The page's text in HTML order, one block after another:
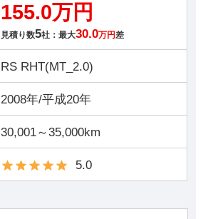
155.0万円
見積り数5社：最大30.0万円差
RS RHT(MT_2.0)
2008年/平成20年
30,001～35,000km
5.0